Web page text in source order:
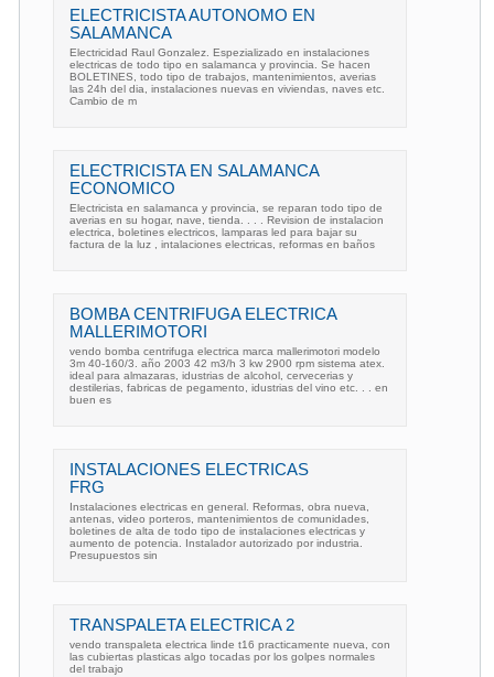
ELECTRICISTA AUTONOMO EN
SALAMANCA
Electricidad Raul Gonzalez. Espezializado en instalaciones
electricas de todo tipo en salamanca y provincia. Se hacen
BOLETINES, todo tipo de trabajos, mantenimientos, averias
las 24h del dia, instalaciones nuevas en viviendas, naves etc.
Cambio de m
ELECTRICISTA EN SALAMANCA
ECONOMICO
Electricista en salamanca y provincia, se reparan todo tipo de
averias en su hogar, nave, tienda. . . . Revision de instalacion
electrica, boletines electricos, lamparas led para bajar su
factura de la luz , intalaciones electricas, reformas en baños
BOMBA CENTRIFUGA ELECTRICA
MALLERIMOTORI
vendo bomba centrifuga electrica marca mallerimotori modelo
3m 40-160/3. año 2003 42 m3/h 3 kw 2900 rpm sistema atex.
ideal para almazaras, idustrias de alcohol, cervecerias y
destilerias, fabricas de pegamento, idustrias del vino etc. . . en
buen es
INSTALACIONES ELECTRICAS
FRG
Instalaciones electricas en general. Reformas, obra nueva,
antenas, video porteros, mantenimientos de comunidades,
boletines de alta de todo tipo de instalaciones electricas y
aumento de potencia. Instalador autorizado por industria.
Presupuestos sin
TRANSPALETA ELECTRICA 2
vendo transpaleta electrica linde t16 practicamente nueva, con
las cubiertas plasticas algo tocadas por los golpes normales
del trabajo